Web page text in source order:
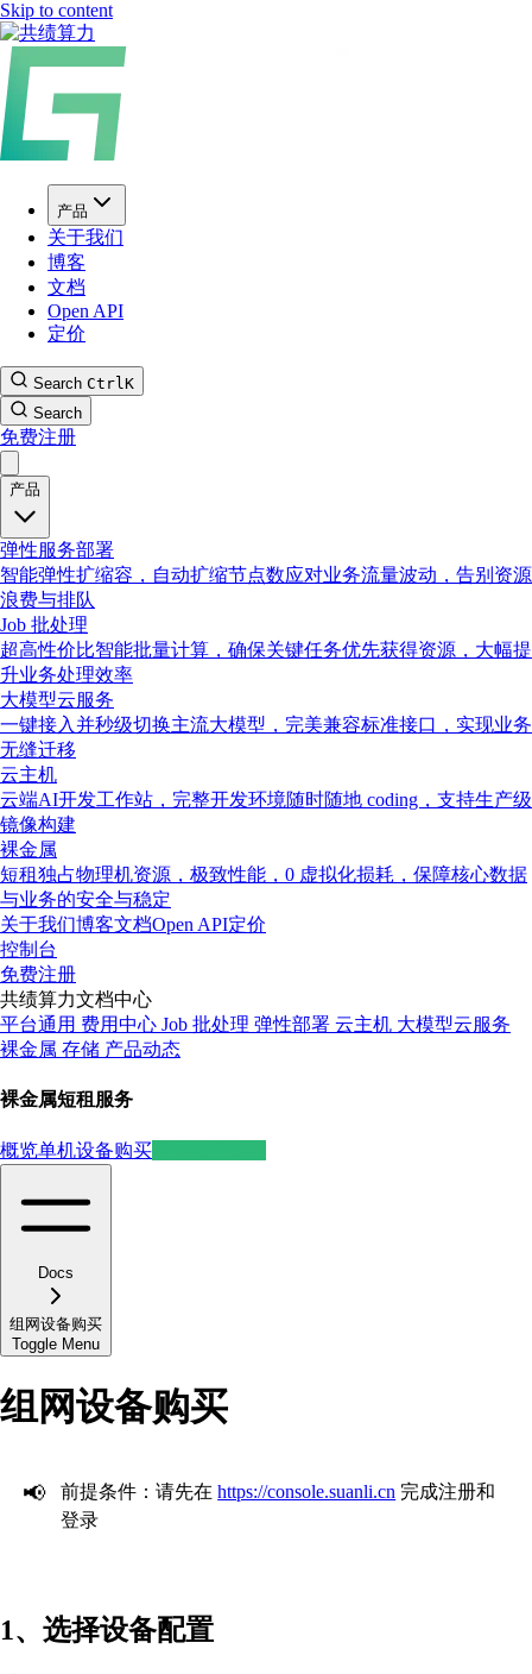
Skip to content
产品
关于我们
博客
文档
Open API
定价
Search CtrlK
Search
免费注册
产品
弹性服务部署
智能弹性扩缩容，自动扩缩节点数应对业务流量波动，告别资源
浪费与排队
Job 批处理
超高性价比智能批量计算，确保关键任务优先获得资源，大幅提
升业务处理效率
大模型云服务
一键接入并秒级切换主流大模型，完美兼容标准接口，实现业务
无缝迁移
云主机
云端AI开发工作站，完整开发环境随时随地 coding，支持生产级
镜像构建
裸金属
短租独占物理机资源，极致性能，0 虚拟化损耗，保障核心数据
与业务的安全与稳定
关于我们博客文档Open API定价
控制台
免费注册
共绩算力文档中心
平台通用 费用中心 Job 批处理 弹性部署 云主机 大模型云服务
裸金属 存储 产品动态
裸金属短租服务
概览单机设备购买
Docs
组网设备购买
Toggle Menu
组网设备购买
📢 前提条件：请先在https://console.suanli.cn 完成注册和
登录
1、选择设备配置